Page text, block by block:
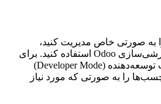
به صورتی خاص مدیریت کنید،
می‌توانید از قابلیت‌های سفارشی‌سازی Odoo استفاده کنید. برای
این منظور می‌توانید از حالت توسعه‌دهنده (Developer Mode)
را به صورتی که مورد نیاز